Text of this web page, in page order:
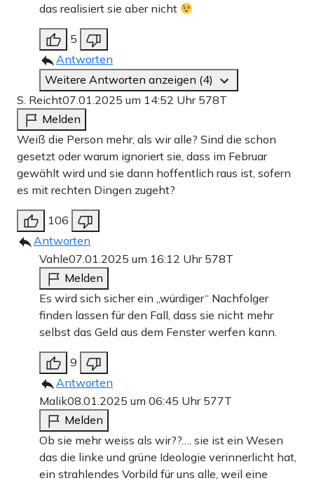
das realisiert sie aber nicht
5
Antworten
Weitere Antworten anzeigen (4)
S. Reicht07.01.2025 um 14:52 Uhr 578T
Melden
Weiß die Person mehr, als wir alle? Sind die schon
gesetzt oder warum ignoriert sie, dass im Februar
gewählt wird und sie dann hoffentlich raus ist, sofern
es mit rechten Dingen zugeht?
106
Antworten
Vahle07.01.2025 um 16:12 Uhr 578T
Melden
Es wird sich sicher ein „würdiger“ Nachfolger
finden lassen für den Fall, dass sie nicht mehr
selbst das Geld aus dem Fenster werfen kann.
9
Antworten
Malik08.01.2025 um 06:45 Uhr 577T
Melden
Ob sie mehr weiss als wir??…. sie ist ein Wesen
das die linke und grüne Ideologie verinnerlicht hat,
ein strahlendes Vorbild für uns alle, weil eine